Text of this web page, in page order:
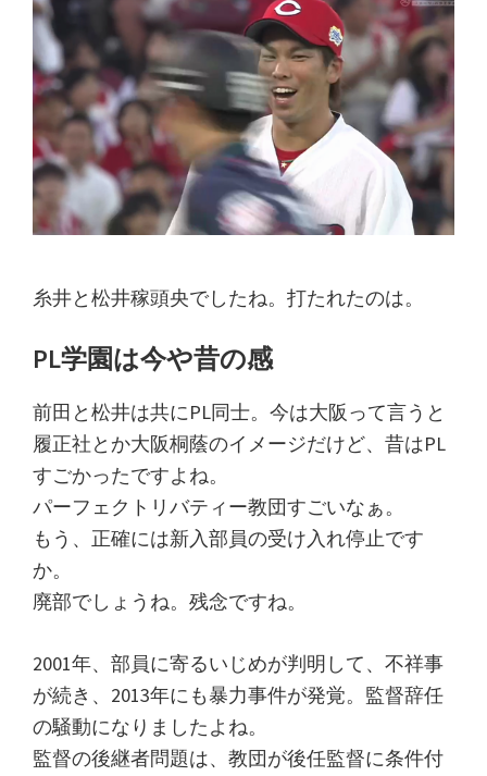
糸井と松井稼頭央でしたね。打たれたのは。
PL学園は今や昔の感
前田と松井は共にPL同士。今は大阪って言うと
履正社とか大阪桐蔭のイメージだけど、昔はPL
すごかったですよね。
パーフェクトリバティー教団すごいなぁ。
もう、正確には新入部員の受け入れ停止です
か。
廃部でしょうね。残念ですね。
2001年、部員に寄るいじめが判明して、不祥事
が続き、2013年にも暴力事件が発覚。監督辞任
の騒動になりましたよね。
監督の後継者問題は、教団が後任監督に条件付